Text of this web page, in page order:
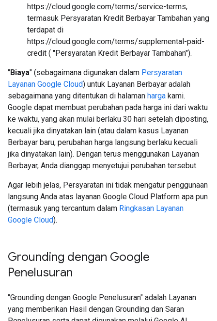
https://cloud.google.com/terms/service-terms,
termasuk Persyaratan Kredit Berbayar Tambahan yang
terdapat di
https://cloud.google.com/terms/supplemental-paid-
credit ( "Persyaratan Kredit Berbayar Tambahan").
"Biaya" (sebagaimana digunakan dalam Persyaratan
Layanan Google Cloud) untuk Layanan Berbayar adalah
sebagaimana yang ditentukan di halaman harga kami.
Google dapat membuat perubahan pada harga ini dari waktu
ke waktu, yang akan mulai berlaku 30 hari setelah diposting,
kecuali jika dinyatakan lain (atau dalam kasus Layanan
Berbayar baru, perubahan harga langsung berlaku kecuali
jika dinyatakan lain). Dengan terus menggunakan Layanan
Berbayar, Anda dianggap menyetujui perubahan tersebut.
Agar lebih jelas, Persyaratan ini tidak mengatur penggunaan
langsung Anda atas layanan Google Cloud Platform apa pun
(termasuk yang tercantum dalam Ringkasan Layanan
Google Cloud).
Grounding dengan Google
Penelusuran​​
"Grounding dengan Google Penelusuran" adalah Layanan
yang memberikan Hasil dengan Grounding dan Saran